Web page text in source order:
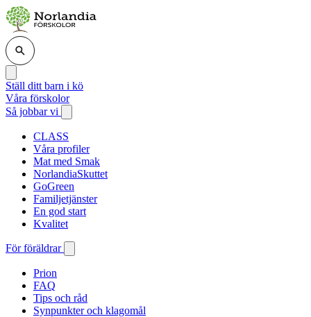
Ställ ditt barn i kö
Våra förskolor
Så jobbar vi
CLASS
Våra profiler
Mat med Smak
NorlandiaSkuttet
GoGreen
Familjetjänster
En god start
Kvalitet
För föräldrar
Prion
FAQ
Tips och råd
Synpunkter och klagomål